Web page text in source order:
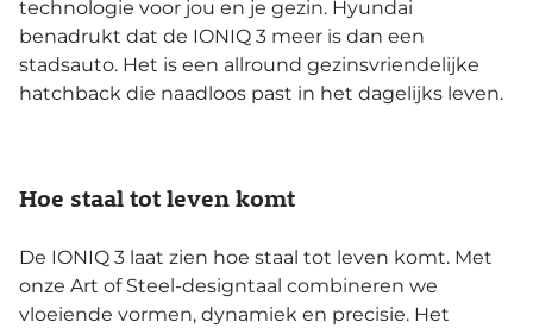
technologie voor jou en je gezin. Hyundai
benadrukt dat de IONIQ 3 meer is dan een
stadsauto. Het is een allround gezinsvriendelijke
hatchback die naadloos past in het dagelijks leven.
Hoe staal tot leven komt
De IONIQ 3 laat zien hoe staal tot leven komt. Met
onze Art of Steel-designtaal combineren we
vloeiende vormen, dynamiek en precisie. Het